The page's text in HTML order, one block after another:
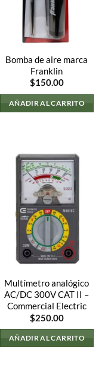
Bomba de aire marca
Franklin
$150.00
AÑADIR AL CARRITO
Multímetro analógico
AC/DC 300V CAT II –
Commercial Electric
$250.00
AÑADIR AL CARRITO